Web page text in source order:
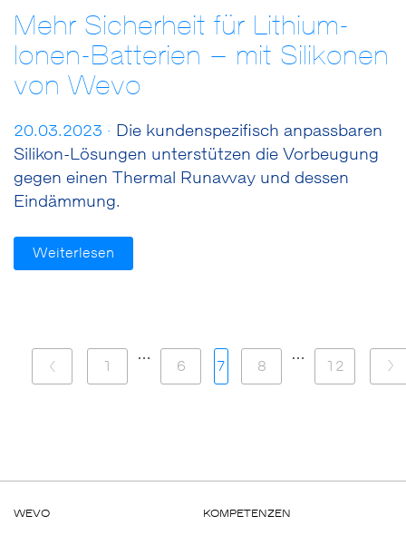
Mehr Sicherheit für Lithium-
Ionen-Batterien – mit Silikonen
von Wevo
20.03.2023 · Die kundenspezifisch anpassbaren
Silikon-Lösungen unterstützen die Vorbeugung
gegen einen Thermal Runaway und dessen
Eindämmung.
Weiterlesen
1
…
6 7 8
…
12
WEVO KOMPETENZEN